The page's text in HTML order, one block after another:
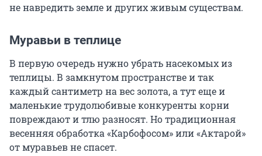
не навредить земле и других живым существам.
Муравьи в теплице
В первую очередь нужно убрать насекомых из
теплицы. В замкнутом пространстве и так
каждый сантиметр на вес золота, а тут еще и
маленькие трудолюбивые конкуренты корни
повреждают и тлю разносят. Но традиционная
весенняя обработка «Карбофосом» или «Актарой»
от муравьев не спасет.